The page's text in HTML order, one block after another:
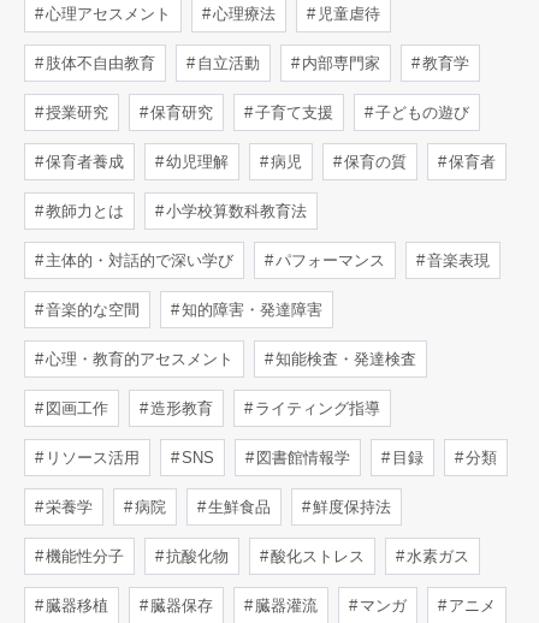
心理アセスメント 心理療法 児童虐待
肢体不自由教育 自立活動 内部専門家 教育学
授業研究 保育研究 子育て支援 子どもの遊び
保育者養成 幼児理解 病児 保育の質 保育者
教師力とは 小学校算数科教育法
主体的・対話的で深い学び パフォーマンス 音楽表現
音楽的な空間 知的障害・発達障害
心理・教育的アセスメント 知能検査・発達検査
図画工作 造形教育 ライティング指導
リソース活用 SNS 図書館情報学 目録 分類
栄養学 病院 生鮮食品 鮮度保持法
機能性分子 抗酸化物 酸化ストレス 水素ガス
臓器移植 臓器保存 臓器灌流 マンガ アニメ